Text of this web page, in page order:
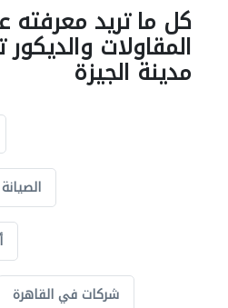
كل ما تريد
المقاولات
مدينة الجيزة
شركات في القاهرة